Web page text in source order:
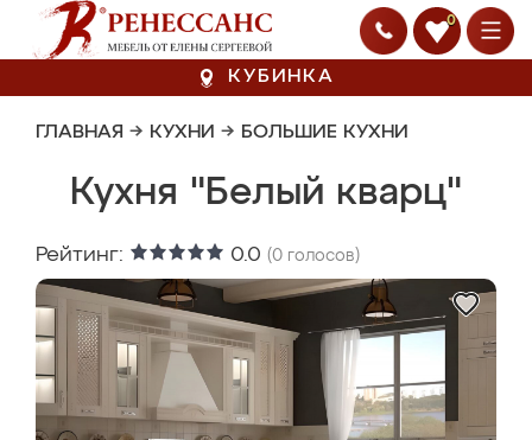
0
КУБИНКА
ГЛАВНАЯ → КУХНИ → БОЛЬШИЕ КУХНИ
Кухня "Белый кварц"
Рейтинг: 0.0 (0 голосов)